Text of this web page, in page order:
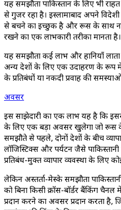
यह समझौता पाकिस्तान के लिए भी
से गुजर रहा है। इस्लामाबाद अपने
से बचने का इच्छुक है और रूस के साथ
रखने का एक लाभकारी तरीका मानता है।
यह समझौता कई लाभ और हानियाँ
अन्य देशों के लिए एक उदाहरण के रूप में
के प्रतिबंधों या नकदी प्रवाह की
अवसर
इस साझेदारी का एक लाभ यह है कि
के लिए एक बड़ा अवसर खुलेगा जो रूस
समझौते से पहले, दोनों देशों के बीच
लॉजिस्टिक्स और पर्यटन जैसे पाकिस्तानी
प्रतिबंध-मुक्त व्यापार व्यवस्था के लिए
लेकिन अस्तर्ता-मेस्के समझौता पाकिस्तानी
को बिना किसी क्रॉस-बॉर्डर बैंकिंग
प्रदान करने का अवसर प्रदान करता है,